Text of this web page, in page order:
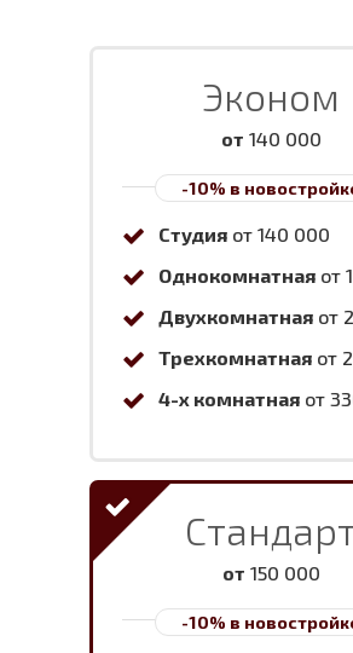
Эконом
от 140 000
-10% в
Студия от 140 000
Однокомнатная от
Двухкомнатная от
Трехкомнатная от
4-х комнатная от
от 150 000
-10% в